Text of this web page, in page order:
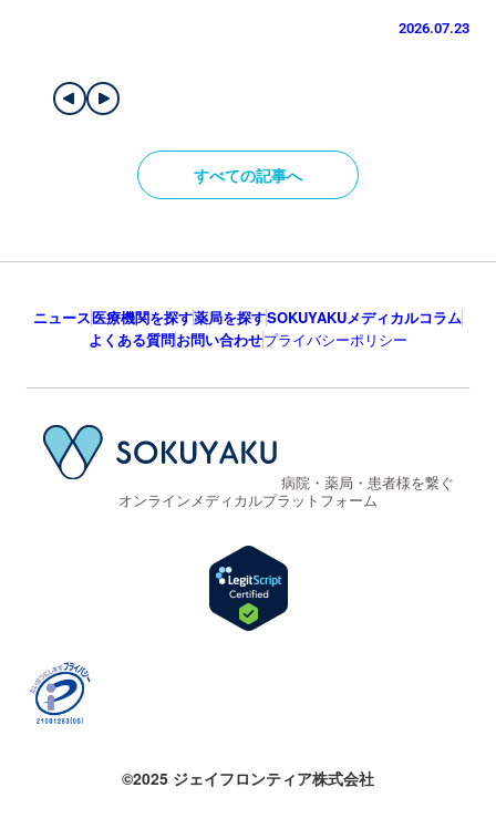
2026.07.23
すべての記事へ
ニュース医療機関を探す薬局を探すSOKUYAKUメディカルコラム
よくある質問お問い合わせプライバシーポリシー
病院・薬局・患者様を繋ぐ
オンラインメディカルプラットフォーム
©2025 ジェイフロンティア株式会社